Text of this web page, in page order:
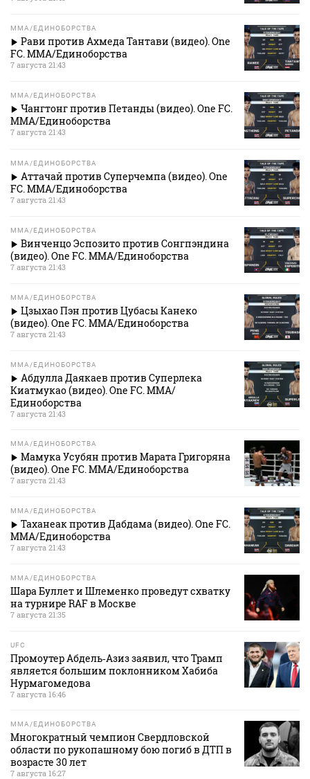
MMA/ЕДИНОБОРСТВА
Рави против Ахмеда Тантави (видео). One
FC. MMA/Единоборства
7 августа 21:43
MMA/ЕДИНОБОРСТВА
Чангтонг против Петанды (видео). One FC.
MMA/Единоборства
7 августа 21:43
MMA/ЕДИНОБОРСТВА
Аттачай против Суперчемпа (видео). One
FC. MMA/Единоборства
7 августа 21:43
MMA/ЕДИНОБОРСТВА
Винченцо Эспозито против Сонгпэндина
(видео). One FC. MMA/Единоборства
7 августа 21:43
MMA/ЕДИНОБОРСТВА
Цзыхао Пэн против Цубасы Канеко
(видео). One FC. MMA/Единоборства
7 августа 21:43
MMA/ЕДИНОБОРСТВА
Абдулла Даякаев против Суперлека
Киатмукао (видео). One FC. MMA/
Единоборства
7 августа 21:43
MMA/ЕДИНОБОРСТВА
Мамука Усубян против Марата Григоряна
(видео). One FC. MMA/Единоборства
7 августа 21:43
MMA/ЕДИНОБОРСТВА
Таханеак против Дабдама (видео). One FC.
MMA/Единоборства
7 августа 21:43
MMA/ЕДИНОБОРСТВА
Шара Буллет и Шлеменко проведут схватку
на турнире RAF в Москве
7 августа 21:35
UFC
Промоутер Абдель‑Азиз заявил, что Трамп
является большим поклонником Хабиба
Нурмагомедова
7 августа 16:46
MMA/ЕДИНОБОРСТВА
Многократный чемпион Свердловской
области по рукопашному бою погиб в ДТП в
возрасте 30 лет
7 августа 16:27